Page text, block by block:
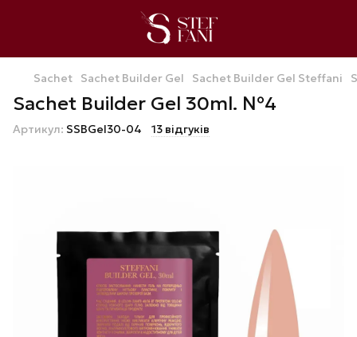
Sachet Sachet Builder Gel Sachet Builder Gel Steffani
Sachet Builder Gel 30ml. №4
Артикул: SSBGel30-04 13 відгуків